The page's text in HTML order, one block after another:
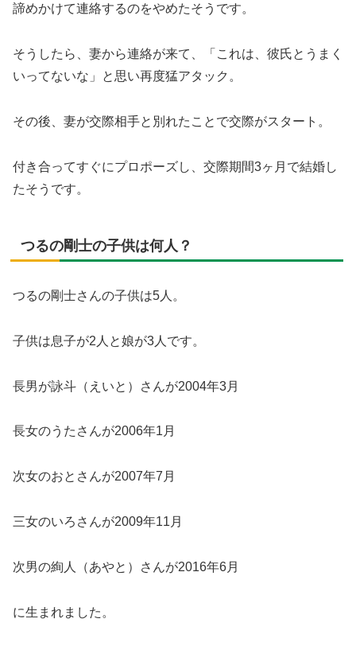
諦めかけて連絡するのをやめたそうです。
そうしたら、妻から連絡が来て、「これは、彼氏とうまく
いってないな」と思い再度猛アタック。
その後、妻が交際相手と別れたことで交際がスタート。
付き合ってすぐにプロポーズし、交際期間3ヶ月で結婚し
たそうです。
つるの剛士の子供は何人？
つるの剛士さんの子供は5人。
子供は息子が2人と娘が3人です。
長男が詠斗（えいと）さんが2004年3月
長女のうたさんが2006年1月
次女のおとさんが2007年7月
三女のいろさんが2009年11月
次男の絢人（あやと）さんが2016年6月
に生まれました。